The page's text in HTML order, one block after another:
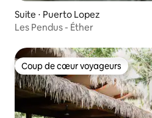
Suite ⋅ Puerto Lopez
Les Pendus - Éther
Coup de cœur voyageurs
Coup de cœur voyageurs